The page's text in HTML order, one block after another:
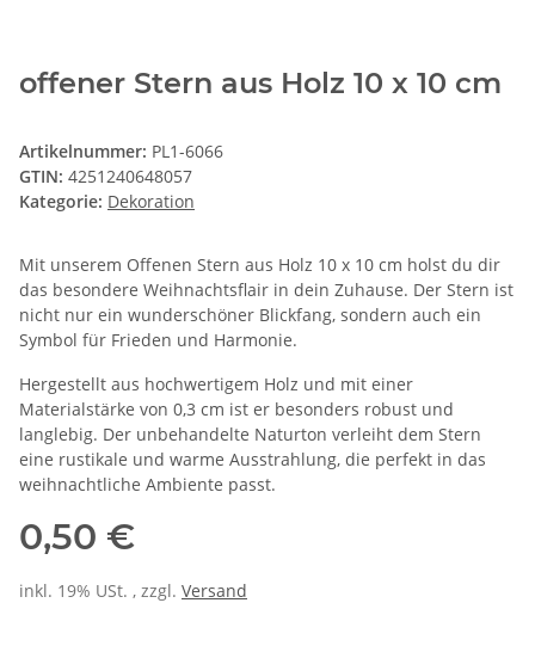
offener Stern aus Holz 10 x 10 cm
Artikelnummer: PL1-6066
GTIN: 4251240648057
Kategorie: Dekoration
Mit unserem Offenen Stern aus Holz 10 x 10 cm holst du dir
das besondere Weihnachtsflair in dein Zuhause. Der Stern ist
nicht nur ein wunderschöner Blickfang, sondern auch ein
Symbol für Frieden und Harmonie.
Hergestellt aus hochwertigem Holz und mit einer
Materialstärke von 0,3 cm ist er besonders robust und
langlebig. Der unbehandelte Naturton verleiht dem Stern
eine rustikale und warme Ausstrahlung, die perfekt in das
weihnachtliche Ambiente passt.
0,50 €
inkl. 19% USt. , zzgl. Versand